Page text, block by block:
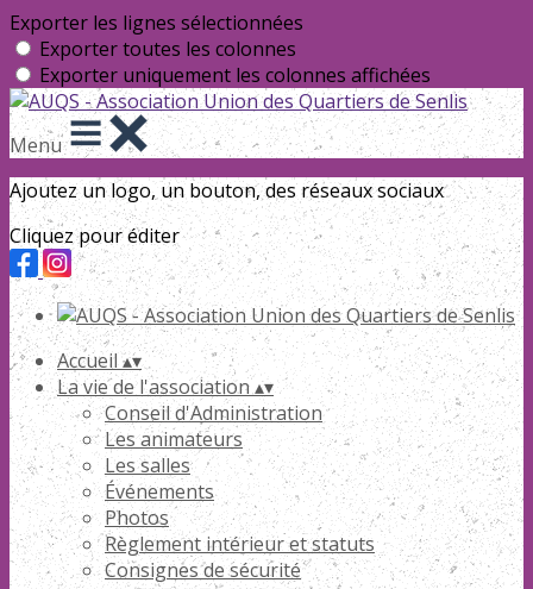
Exporter les lignes sélectionnées
Exporter toutes les colonnes
Exporter uniquement les colonnes affichées
Menu
Ajoutez un logo, un bouton, des réseaux sociaux
Cliquez pour éditer
Accueil ▴▾
La vie de l'association▴▾
Conseil d'Administration
Les animateurs
Les salles
Événements
Photos
Règlement intérieur et statuts
Consignes de sécurité